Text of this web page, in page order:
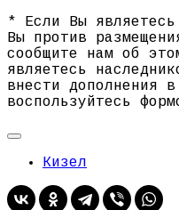
* Если Вы
Вы против
сообщите нам об
являетесь
внести дополнения
воспользуйтесь
Кизел